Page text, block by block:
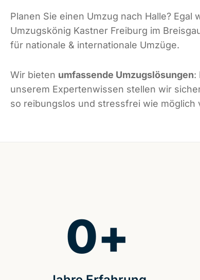
Planen Sie einen Umzug nach Halle? Egal
Umzugskönig Kastner Freiburg im
für nationale & internationale Umzüge.
Wir bieten umfassende Umzugslösungen:
unserem Expertenwissen stellen wir
so reibungslos und stressfrei wie möglich
0+